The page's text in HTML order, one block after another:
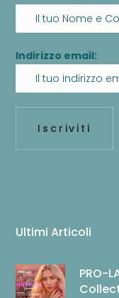
Indirizzo email:
Ultimi Articoli
PRO-